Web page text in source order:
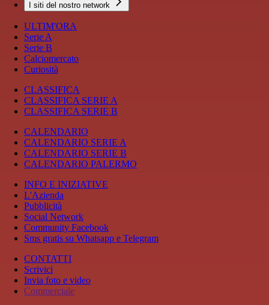
I siti del nostro network
ULTIM'ORA
Serie A
Serie B
Calciomercato
Curiosità
CLASSIFICA
CLASSIFICA SERIE A
CLASSIFICA SERIE B
CALENDARIO
CALENDARIO SERIE A
CALENDARIO SERIE B
CALENDARIO PALERMO
INFO E INIZIATIVE
L'Azienda
Pubblicità
Social Network
Community Facebook
Sms gratis su Whatsapp e Telegram
CONTATTI
Scrivici
Invia foto e video
Commerciale